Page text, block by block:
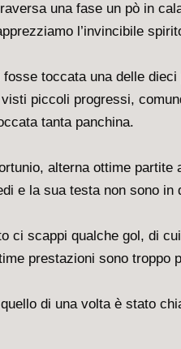
una fase un pò in
l’invincibile
toccata una delle
piccoli progressi,
tanta panchina.
alterna ottime
e la sua testa non sono in
ci scappi qualche gol, di
prestazioni sono troppo
di una volta è stato